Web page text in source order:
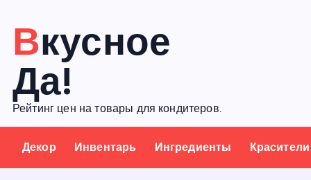
с
Вкусное
Да!
Рейтинг цен на товары для кондитеров.
Декор Инвентарь Ингредиенты Красители